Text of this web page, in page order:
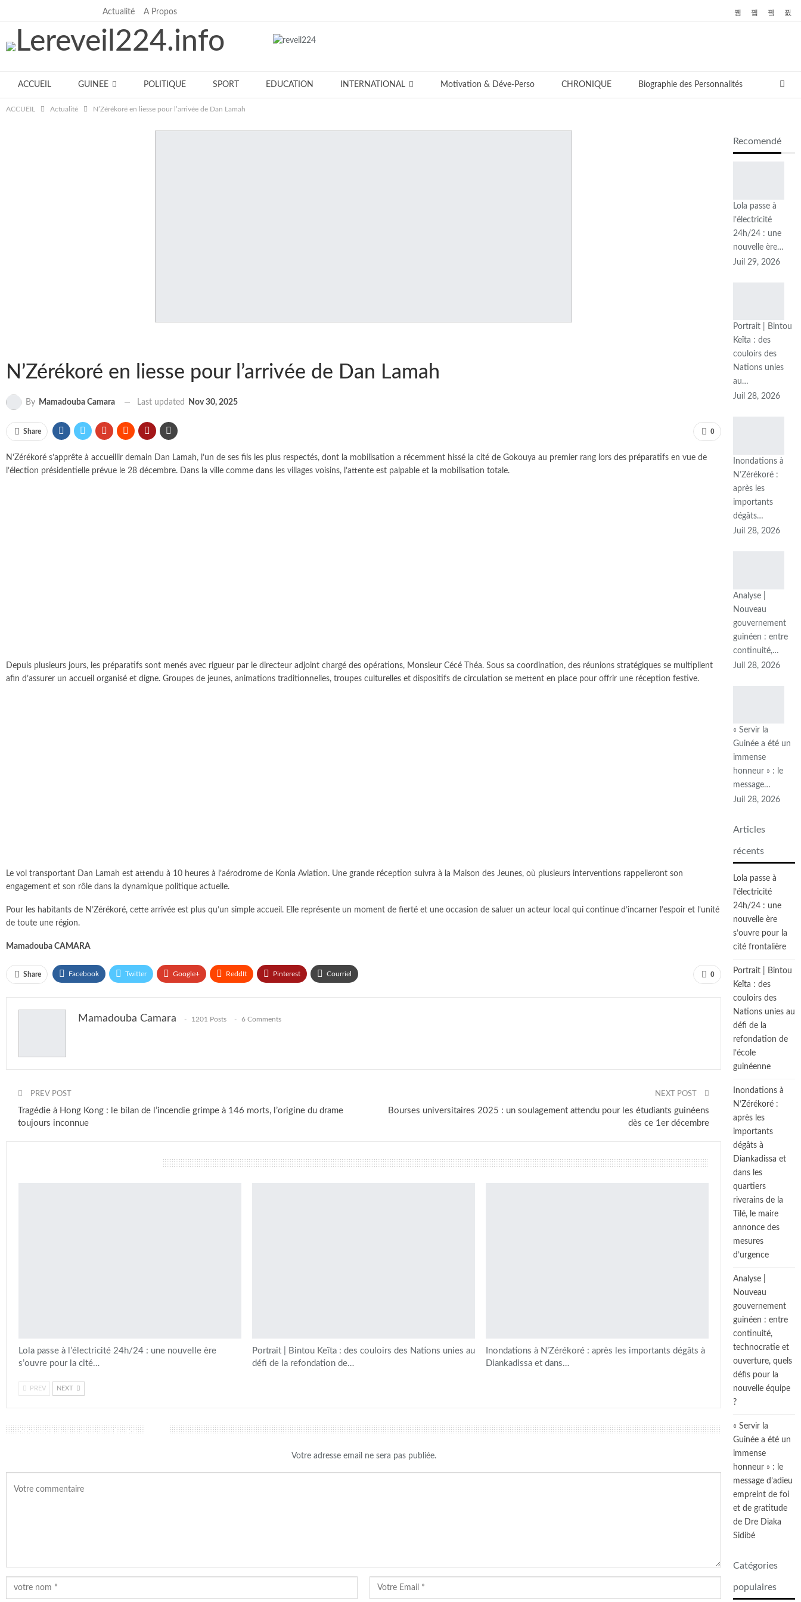
Actualité A Propos
ACCUEIL GUINEE POLITIQUE SPORT EDUCATION INTERNATIONAL Motivation & Déve-Perso CHRONIQUE Biographie des Personnalités
Notre équipe
ACCUEIL Actualité N’Zérékoré en liesse pour l’arrivée de Dan Lamah
N’Zérékoré en liesse pour l’arrivée de Dan Lamah
By Mamadouba Camara Last updated Nov 30, 2025
0
Share
N’Zérékoré s’apprête à accueillir demain Dan Lamah, l’un de ses fils les plus respectés, dont la mobilisation a récemment hissé la cité de Gokouya au premier rang lors des préparatifs en vue de
l’élection présidentielle prévue le 28 décembre. Dans la ville comme dans les villages voisins, l’attente est palpable et la mobilisation totale.
Depuis plusieurs jours, les préparatifs sont menés avec rigueur par le directeur adjoint chargé des opérations, Monsieur Cécé Théa. Sous sa coordination, des réunions stratégiques se multiplient
afin d’assurer un accueil organisé et digne. Groupes de jeunes, animations traditionnelles, troupes culturelles et dispositifs de circulation se mettent en place pour offrir une réception festive.
Le vol transportant Dan Lamah est attendu à 10 heures à l’aérodrome de Konia Aviation. Une grande réception suivra à la Maison des Jeunes, où plusieurs interventions rappelleront son
engagement et son rôle dans la dynamique politique actuelle.
Pour les habitants de N’Zérékoré, cette arrivée est plus qu’un simple accueil. Elle représente un moment de fierté et une occasion de saluer un acteur local qui continue d’incarner l’espoir et l’unité
de toute une région.
Mamadouba CAMARA
0
Share Facebook Twitter Google+ ReddIt Pinterest Courriel
Mamadouba Camara 1201 Posts 6 Comments
PREV POST
Tragédie à Hong Kong : le bilan de l’incendie grimpe à 146 morts, l’origine du drame
toujours inconnue
NEXT POST
Bourses universitaires 2025 : un soulagement attendu pour les étudiants guinéens
dès ce 1er décembre
Lola passe à l’électricité 24h/24 : une nouvelle ère
s’ouvre pour la cité…
Portrait | Bintou Keïta : des couloirs des Nations unies au
défi de la refondation de…
Inondations à N’Zérékoré : après les importants dégâts à
Diankadissa et dans…
PREV NEXT
LAISSER UN COMMENTAIRE
Votre adresse email ne sera pas publiée.
Recomendé
Lola passe à
l’électricité
24h/24 : une
nouvelle ère…
Juil 29, 2026
Portrait | Bintou
Keïta : des
couloirs des
Nations unies
au…
Juil 28, 2026
Inondations à
N’Zérékoré :
après les
importants
dégâts…
Juil 28, 2026
Analyse |
Nouveau
gouvernement
guinéen : entre
continuité,…
Juil 28, 2026
« Servir la
Guinée a été un
immense
honneur » : le
message…
Juil 28, 2026
Articles
récents
Lola passe à
l’électricité
24h/24 : une
nouvelle ère
s’ouvre pour la
cité frontalière
Portrait | Bintou
Keïta : des
couloirs des
Nations unies au
défi de la
refondation de
l’école
guinéenne
Inondations à
N’Zérékoré :
après les
importants
dégâts à
Diankadissa et
dans les
quartiers
riverains de la
Tilé, le maire
annonce des
mesures
d’urgence
Analyse |
Nouveau
gouvernement
guinéen : entre
continuité,
technocratie et
ouverture, quels
défis pour la
nouvelle équipe
?
« Servir la
Guinée a été un
immense
honneur » : le
message d’adieu
empreint de foi
et de gratitude
de Dre Diaka
Sidibé
Catégories
populaires